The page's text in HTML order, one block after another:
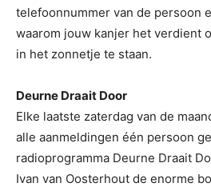
telefoonnummer van de persoon
waarom jouw kanjer het verdient
in het zonnetje te staan.
Deurne Draait Door
Elke laatste zaterdag van de
alle aanmeldingen één persoon
radioprogramma Deurne Draait
Ivan van Oosterhout de enorme